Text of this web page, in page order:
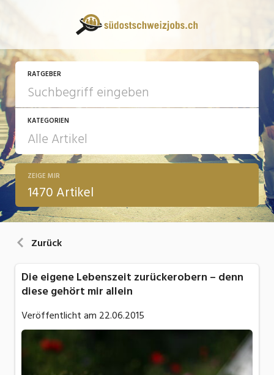
RATGEBER
KATEGORIEN
13 Fragen - 13 Antworten
Arbeit
ZEIGE MIR
1470 Artikel
Zurück
Die eigene Lebenszeit zurückerobern – denn
diese gehört mir allein
Veröffentlicht am 22.06.2015